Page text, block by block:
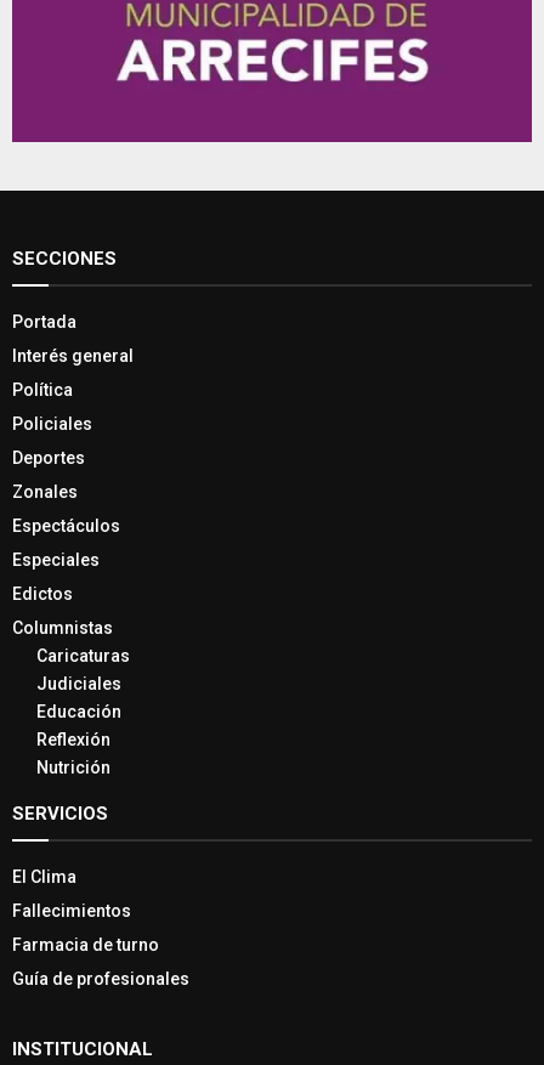
SECCIONES
Portada
Interés general
Política
Policiales
Deportes
Zonales
Espectáculos
Especiales
Edictos
Columnistas
Caricaturas
Judiciales
Educación
Reflexión
Nutrición
SERVICIOS
El Clima
Fallecimientos
Farmacia de turno
Guía de profesionales
INSTITUCIONAL